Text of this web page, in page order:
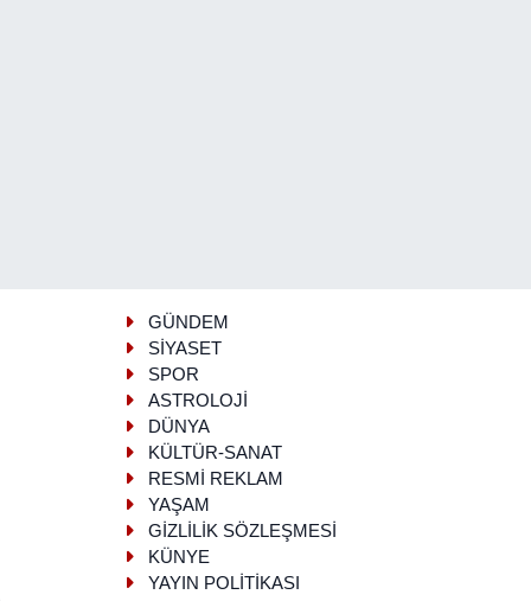
GÜNDEM
SİYASET
SPOR
ASTROLOJİ
DÜNYA
KÜLTÜR-SANAT
RESMİ REKLAM
YAŞAM
GİZLİLİK SÖZLEŞMESİ
KÜNYE
YAYIN POLİTİKASI